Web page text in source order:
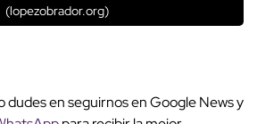
(lopezobrador.org)
dudes en seguirnos en Google News y